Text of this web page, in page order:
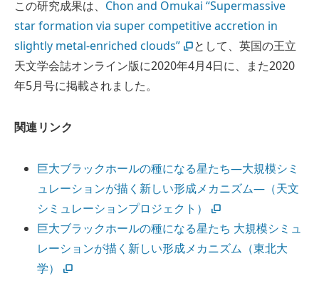
この研究成果は、 Chon and Omukai “Supermassive
star formation via super competitive accretion in
slightly metal-enriched clouds”
として、英国の王立
天文学会誌オンライン版に2020年4月4日に、また2020
年5月号に掲載されました。
関連リンク
巨大ブラックホールの種になる星たち―大規模シミ
ュレーションが描く新しい形成メカニズム―（天文
シミュレーションプロジェクト）
巨大ブラックホールの種になる星たち 大規模シミュ
レーションが描く新しい形成メカニズム（東北大
学）